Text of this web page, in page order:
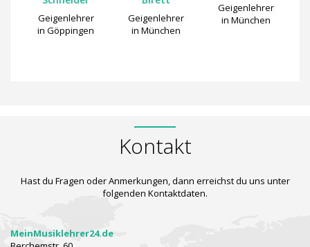
Geigenlehrer
in Göppingen
Geigenlehrer
in München
Geigenlehrer
in München
Kontakt
Hast du Fragen oder Anmerkungen, dann erreichst du uns unter
folgenden Kontaktdaten.
MeinMusiklehrer24.de